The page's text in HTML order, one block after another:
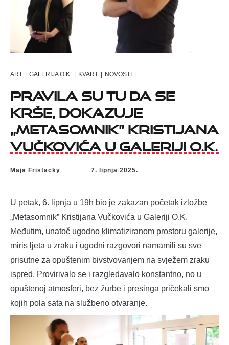
ART | GALERIJA O.K. | KVART | NOVOSTI |
Pravila su tu da se
krše, dokazuje
„Metasomnik” Kristijana
Vučkovića u Galeriji O.K.
Maja Fristacky 7. lipnja 2025.
U petak, 6. lipnja u 19h bio je zakazan početak izložbe
„Metasomnik” Kristijana Vučkovića u Galeriji O.K.
Međutim, unatoč ugodno klimatiziranom prostoru galerije,
miris ljeta u zraku i ugodni razgovori namamili su sve
prisutne za opuštenim bivstvovanjem na svježem zraku
ispred. Provirivalo se i razgledavalo konstantno, no u
opuštenoj atmosferi, bez žurbe i presinga pričekali smo
kojih pola sata na službeno otvaranje.